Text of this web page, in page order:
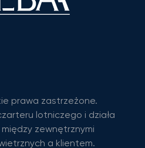
prawa zastrzeżone.
lotniczego i działa
zewnętrznymi
a klientem.